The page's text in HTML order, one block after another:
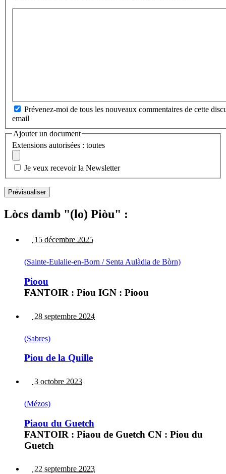
Prévenez-moi de tous les nouveaux commentaires de cette
email
Ajouter un document
Extensions autorisées : toutes
Je veux recevoir la Newsletter
Lòcs damb "(lo) Piòu" :
15 décembre 2025
(Sainte-Eulalie-en-Born / Senta Aulàdia de Bòrn)
Pioou
FANTOIR : Piou IGN : Pioou
28 septembre 2024
(Sabres)
Piou de la Quille
3 octobre 2023
(Mézos)
Piaou du Guetch
FANTOIR : Piaou de Guetch CN : Piou du
Guetch
22 septembre 2023